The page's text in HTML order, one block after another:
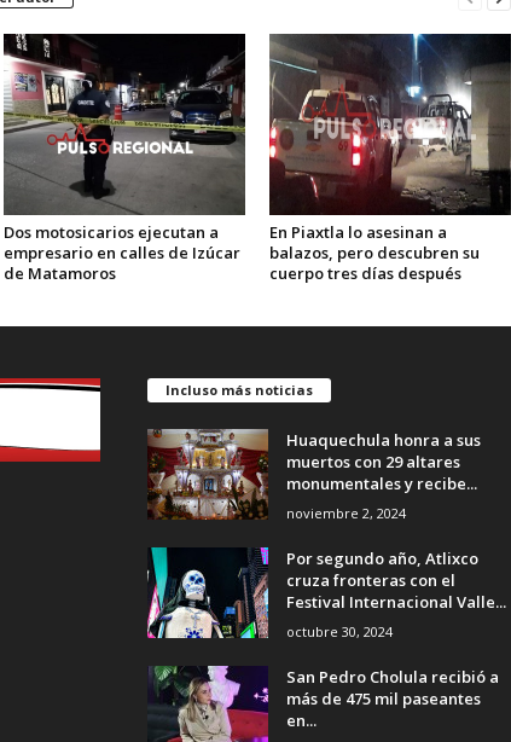
Dos motosicarios ejecutan a
empresario en calles de Izúcar
de Matamoros
En Piaxtla lo asesinan a
balazos, pero descubren su
cuerpo tres días después
Incluso más noticias
Huaquechula honra a sus
muertos con 29 altares
monumentales y recibe...
noviembre 2, 2024
Por segundo año, Atlixco
cruza fronteras con el
Festival Internacional Valle...
octubre 30, 2024
San Pedro Cholula recibió a
más de 475 mil paseantes
en...